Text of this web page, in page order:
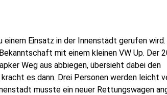
einem Einsatz in der Innenstadt gerufen
mit einem kleinen VW Up. Der
Weg aus abbiegen, übersieht dabei den
es dann. Drei Personen werden leicht
musste ein neuer Rettungswagen